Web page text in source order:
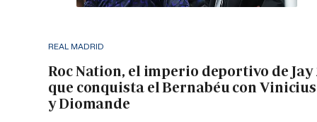
REAL MADRID
Roc Nation, el imperio deportivo de Jay
que conquista el Bernabéu con Vinicius
y Diomande